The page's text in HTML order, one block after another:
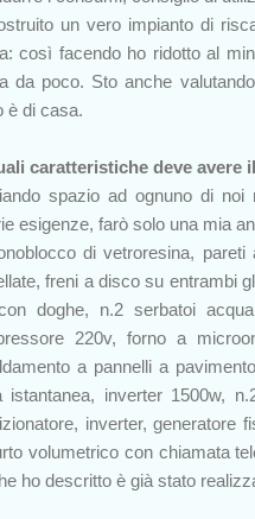
un vero impianto di
così facendo ho ridotto al
da poco. Sto anche
è di casa.
caratteristiche deve avere
spazio ad ognuno di
esigenze, farò solo una mia
di vetroresina,
freni a disco su entrambi
doghe, n.2 serbatoi
220v, forno a
a pannelli a
istantanea, inverter 1500w,
inverter, generatore
volumetrico con chiamata
ho descritto è già stato